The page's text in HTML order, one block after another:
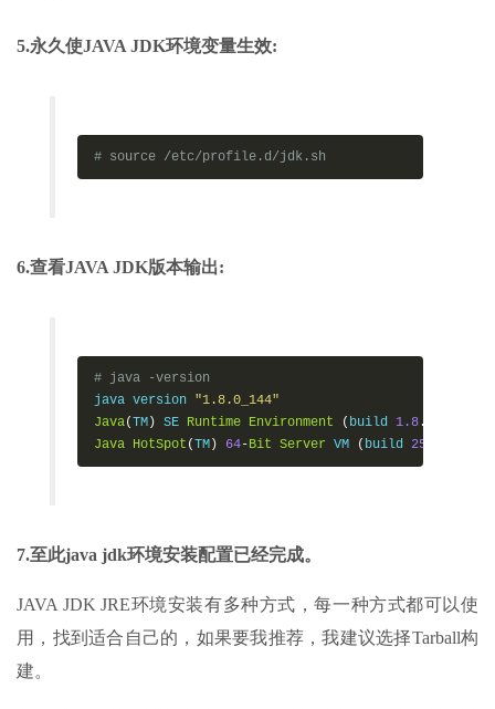
5.永久使JAVA JDK环境变量生效:
# source /etc/profile.d/jdk.sh
6.查看JAVA JDK版本输出:
# java -version
java version "1.8.0_144"
Java(TM) SE Runtime Environment ( build 1.8 .
Java HotSpot (TM) 64-Bit Server VM ( build 25.144
7.至此java jdk环境安装配置已经完成。
JAVA JDK JRE环境安装有多种方式，每一种方式都可以使
用，找到适合自己的，如果要我推荐，我建议选择Tarball构
建。